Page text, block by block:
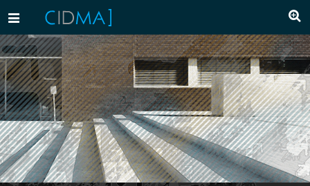
Toggle